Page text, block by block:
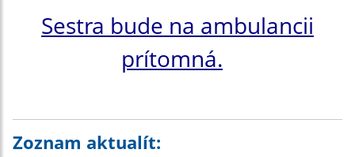
Sestra bude na ambulancii
prítomná.
Zoznam aktualít: